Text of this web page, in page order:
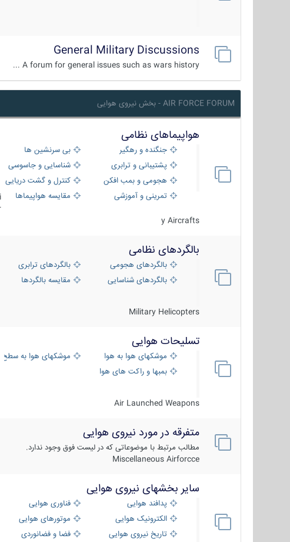
General Military Discussions
A forum for general issues such as wars history ...
AIR FORCE FORUM - بخش نیروی هوایی
هواپیماهای نظامی
جنگنده و رهگیر
بی سرنشین ها
پشتیبانی و ترابری
شناسایی و جاسوسی
هجومی و بمب افکن
کنترل و گشت دریایی
تمرینی و آموزشی
مقایسه هواپیماها
y Aircrafts
بالگردهای نظامی
بالگردهای هجومی
بالگردهای ترابری
بالگردهای شناسایی
مقایسه بالگردها
Military Helicopters
تسلیحات هوایی
موشکهای هوا به هوا
موشکهای هوا به سطح
بمبها و راکت های هوایی
Air Launched Weapons
متفرقه در مورد نیروی هوایی
مطالب مرتبط با موضوعاتی که در لیست فوق وجود ندارد.
Miscellaneous Airforcce
سایر بخشهای نیروی هوایی
پدافند هوایی
فناوری هوایی
الکترونیک هوایی
موتورهای هوایی
تاریخ نیروی هوایی
فضا و فضانوردی